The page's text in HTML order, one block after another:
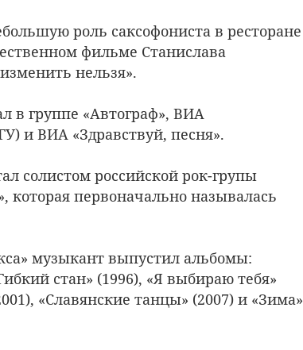
роль саксофониста в ресторане
фильме Станислава
нельзя».
в группе «Автограф», ВИА
и ВИА «Здравствуй, песня».
солистом российской рок-групы
которая первоначально называлась
музыкант выпустил альбомы:
стан» (1996), «Я выбираю тебя»
«Славянские танцы» (2007) и «Зима»